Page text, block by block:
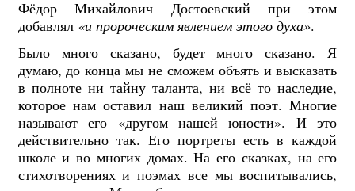
Фёдор Михайлович Достоевский при этом
добавлял «и пророческим явлением этого духа».
Было много сказано, будет много сказано. Я
думаю, до конца мы не сможем объять и высказать
в полноте ни тайну таланта, ни всё то наследие,
которое нам оставил наш великий поэт. Многие
называют его «другом нашей юности». И это
действительно так. Его портреты есть в каждой
школе и во многих домах. На его сказках, на его
стихотворениях и поэмах все мы воспитывались,